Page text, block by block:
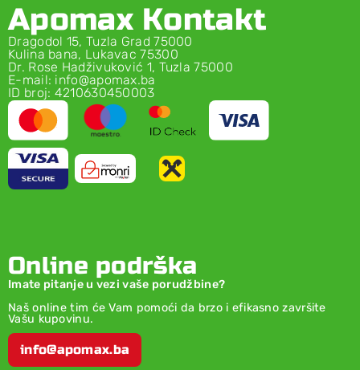
Apomax Kontakt
Dragodol 15, Tuzla Grad 75000
Kulina bana, Lukavac 75300
Dr. Rose Hadživuković 1, Tuzla 75000
E-mail: info@apomax.ba
ID broj: 4210630450003
Online podrška
Imate pitanje u vezi vaše porudžbine?
Naš online tim će Vam pomoći da brzo i efikasno završite
Vašu kupovinu.
info@apomax.ba